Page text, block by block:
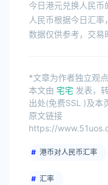
今日港元兑换人民
人民币根据今日汇
数据仅供参考，交易
*文章为作者独立观
本文由 宅宅 发表，
出处(免费SSL )及本
原文链接
https://
港币对人民币汇率
汇率